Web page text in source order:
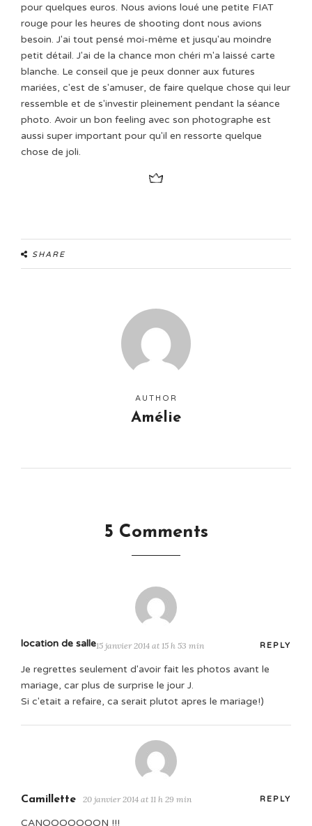
pour quelques euros. Nous avions loué une petite FIAT
rouge pour les heures de shooting dont nous avions
besoin. J'ai tout pensé moi-même et jusqu'au moindre
petit détail. J'ai de la chance mon chéri m'a laissé carte
blanche. Le conseil que je peux donner aux futures
mariées, c'est de s'amuser, de faire quelque chose qui leur
ressemble et de s'investir pleinement pendant la séance
photo. Avoir un bon feeling avec son photographe est
aussi super important pour qu'il en ressorte quelque
chose de joli.
SHARE
AUTHOR
Amélie
5 Comments
location de salle15 janvier 2014 at 15 h 53 min REPLY
Je regrettes seulement d'avoir fait les photos avant le
mariage, car plus de surprise le jour J.
Si c'etait a refaire, ca serait plutot apres le mariage!)
Camillette 20 janvier 2014 at 11 h 29 min REPLY
CANOOOOOOON !!!